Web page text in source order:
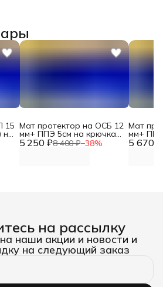
15
на
5 250 ₽8 400 ₽−38%
Мат протектор на ОСБ 12
мм+ ППЭ 5см на крючках
DNN 5 670 ₽
Мат
мм+
DNN
на рассылку
наши акции и новости и
на следующий заказ